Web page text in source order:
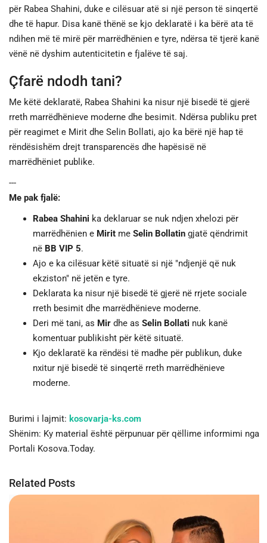
për Rabea Shahini, duke e cilësuar atë si një person të sinqertë
dhe të hapur. Disa kanë thënë se kjo deklaratë i ka bërë ata të
ndihen më të mirë për marrëdhënien e tyre, ndërsa të tjerë kanë
vënë në dyshim autenticitetin e fjalëve të saj.
Çfarë ndodh tani?
Me këtë deklaratë, Rabea Shahini ka nisur një bisedë të gjerë
rreth marrëdhënieve moderne dhe besimit. Ndërsa publiku pret
për reagimet e Mirit dhe Selin Bollati, ajo ka bërë një hap të
rëndësishëm drejt transparencës dhe hapësisë në
marrëdhëniet publike.
---
Me pak fjalë:
Rabea Shahini ka deklaruar se nuk ndjen xhelozi për
marrëdhënien e Mirit me Selin Bollatin gjatë qëndrimit
në BB VIP 5.
Ajo e ka cilësuar këtë situatë si një "ndjenjë që nuk
ekziston" në jetën e tyre.
Deklarata ka nisur një bisedë të gjerë në rrjete sociale
rreth besimit dhe marrëdhënieve moderne.
Deri më tani, as Mir dhe as Selin Bollati nuk kanë
komentuar publikisht për këtë situatë.
Kjo deklaratë ka rëndësi të madhe për publikun, duke
nxitur një bisedë të sinqertë rreth marrëdhënieve
moderne.
Burimi i lajmit: kosovarja-ks.com
Shënim: Ky material është përpunuar për qëllime informimi nga
Portali Kosova.Today.
Related Posts